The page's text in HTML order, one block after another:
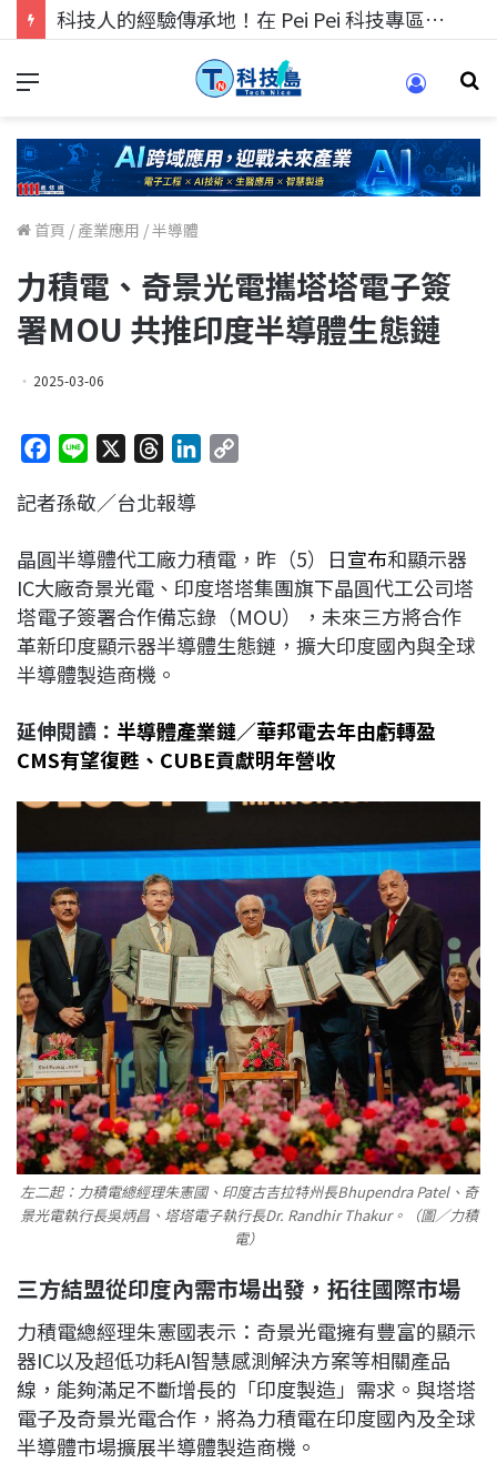
科技人的經驗傳承地！在 Pei Pei 科技專區，與學弟妹交流最硬核的技術
首頁 / 產業應用 /半導體
力積電、奇景光電攜塔塔電子簽
署MOU 共推印度半導體生態鏈
2025-03-06
c
b
o
o
k
n
r
a
d
s
e
d
I
n
L
i
n
k
記者孫敬／台北報導
晶圓半導體代工廠力積電，昨（5）日宣布和顯示器
IC大廠奇景光電、印度塔塔集團旗下晶圓代工公司塔
塔電子簽署合作備忘錄（MOU），未來三方將合作
革新印度顯示器半導體生態鏈，擴大印度國內與全球
半導體製造商機。
延伸閱讀： 半導體產業鏈／華邦電去年由虧轉盈
CMS有望復甦、CUBE貢獻明年營收
左二起：力積電總經理朱憲國、印度古吉拉特州長Bhupendra Patel、奇
景光電執行長吳炳昌、塔塔電子執行長Dr. Randhir Thakur。（圖／力積
電）
三方結盟從印度內需市場出發，拓往國際市場
力積電總經理朱憲國表示：奇景光電擁有豐富的顯示
器IC以及超低功耗AI智慧感測解決方案等相關產品
線，能夠滿足不斷增長的「印度製造」需求。與塔塔
電子及奇景光電合作，將為力積電在印度國內及全球
半導體市場擴展半導體製造商機。